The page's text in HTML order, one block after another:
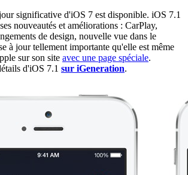
significative d'iOS 7 est disponible. iOS 7.1
nouveautés et améliorations : CarPlay,
de design, nouvelle vue dans le
à jour tellement importante qu'elle est même
sur son site avec une page spéciale.
d'iOS 7.1 sur iGeneration.